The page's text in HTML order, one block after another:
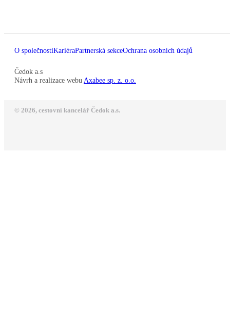
O společnostiKariéraPartnerská sekceOchrana osobních údajů
Čedok a.s
Návrh a realizace webu Axabee sp. z. o.o.
© 2026, cestovní kancelář Čedok a.s.